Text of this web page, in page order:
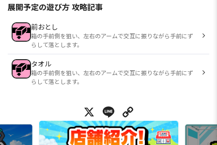
展開予定の遊び方 攻略記事
前おとし
箱の手前側を狙い、左右のアームで交互に振りながら手前にず
らして落とします。
タオル
箱の手前側を狙い、左右のアームで交互に振りながら手前にず
らして落とします。
X Line